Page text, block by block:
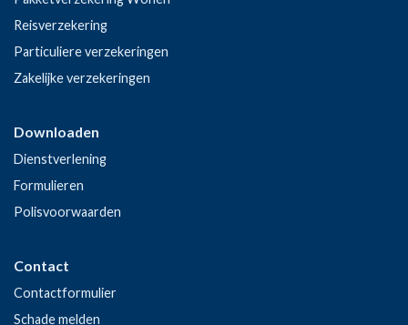
Reisverzekering
Particuliere verzekeringen
Zakelijke verzekeringen
Downloaden
Dienstverlening
Formulieren
Polisvoorwaarden
Contact
Contactformulier
Schade melden